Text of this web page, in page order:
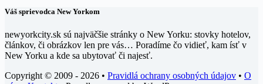
Váš sprievodca New Yorkom
newyorkcity.sk sú najväčšie stránky o New Yorku: stovky hotelov,
článkov, či obrázkov len pre vás… Poradíme čo vidieť, kam ísť v
New Yorku a kde sa ubytovať či najesť.
Copyright © 2009 - 2026 • Pravidlá ochrany osobných údajov • O